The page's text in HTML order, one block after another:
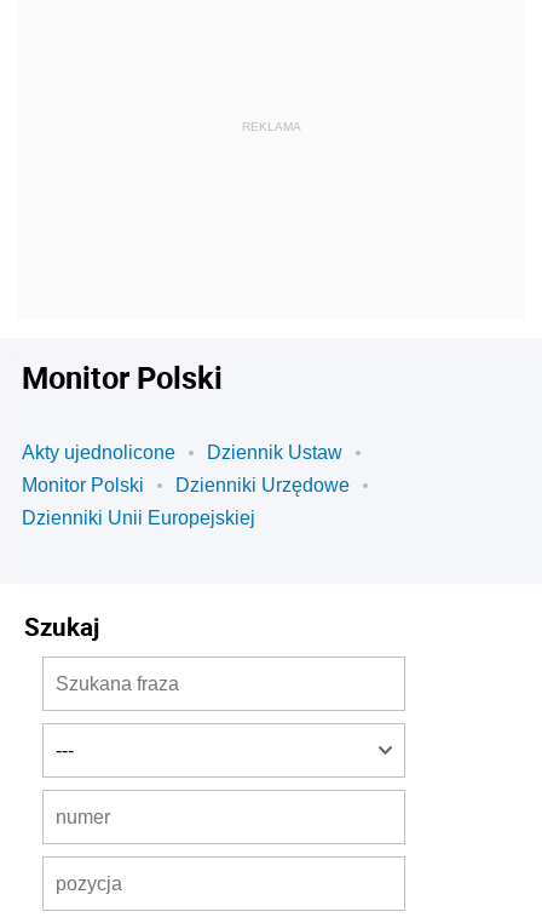
Monitor Polski
Akty ujednolicone
Dziennik Ustaw
Monitor Polski
Dzienniki Urzędowe
Dzienniki Unii Europejskiej
Szukaj